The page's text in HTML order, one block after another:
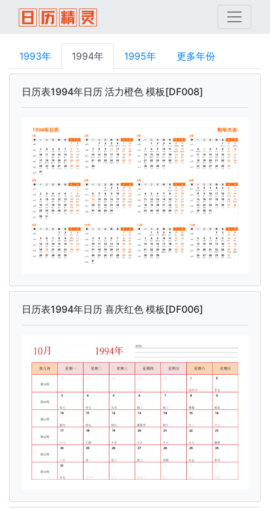
1993年 1994年 1995年 更多年份
日历表1994年日历 活力橙色 模板[DF008]
日历表1994年日历 喜庆红色 模板[DF006]